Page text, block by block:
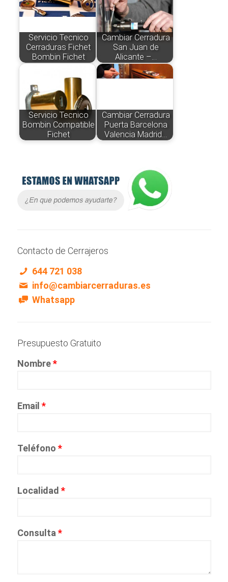
Servicio Tecnico
Cerraduras Fichet
Bombin Fichet
Cambiar Cerradura
San Juan de
Alicante –…
Servicio Tecnico
Bombin Compatible
Fichet
Cambiar Cerradura
Puerta Barcelona
Valencia Madrid…
Contacto de Cerrajeros
644 721 038
info@cambiarcerraduras.es
Whatsapp
Presupuesto Gratuito
Nombre*
Email *
Teléfono *
Localidad *
Consulta *